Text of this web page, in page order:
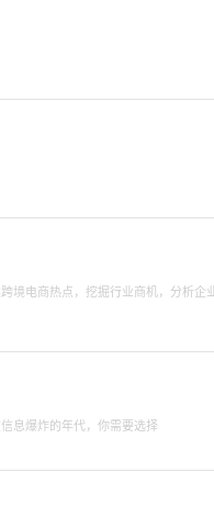
境电商热点，挖掘行业商机，分析
息爆炸的年代，你需要选择